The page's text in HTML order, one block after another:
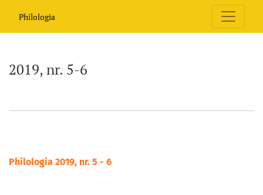
Philologia
2019, nr. 5-6
Philologia 2019, nr. 5 - 6